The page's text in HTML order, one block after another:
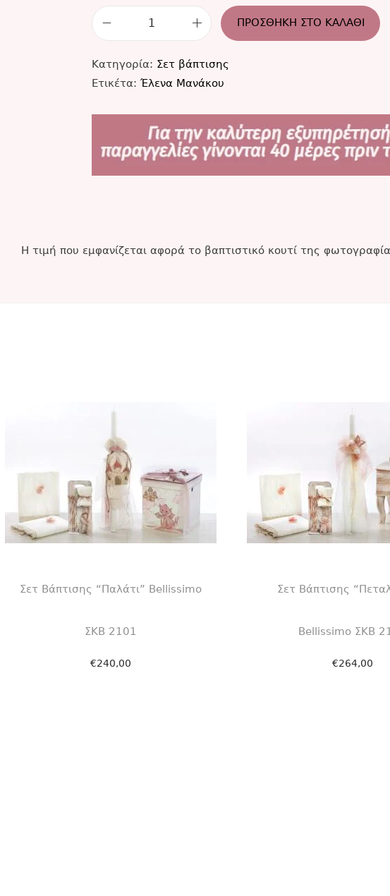
ΠΡΟΣΘΉΚΗ ΣΤΟ ΚΑΛΆΘΙ
Κατηγορία: Σετ βάπτισης
Ετικέτα: Έλενα Μανάκου
Η τιμή που εμφανίζεται αφορά το βαπτιστικό κουτί της
Σετ Βάπτισης “Παλάτι” Bellissimo
ΣΚΒ 2101
€240,00
Σετ Βάπτισης
Bellissimo ΣΚΒ
€264,00